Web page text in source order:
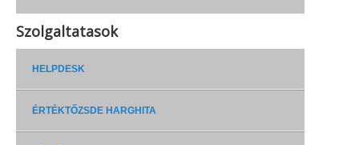
Szolgaltatasok
HELPDESK
ÉRTÉKTŐZSDE HARGHITA